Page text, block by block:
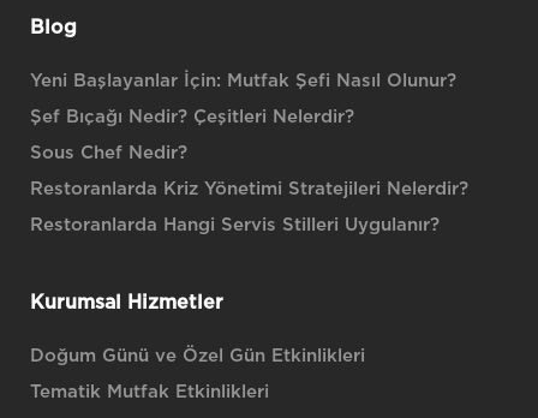
Blog
Yeni Başlayanlar İçin: Mutfak Şefi Nasıl Olunur?
Şef Bıçağı Nedir? Çeşitleri Nelerdir?
Sous Chef Nedir?
Restoranlarda Kriz Yönetimi Stratejileri Nelerdir?
Restoranlarda Hangi Servis Stilleri Uygulanır?
Kurumsal Hizmetler
Doğum Günü ve Özel Gün Etkinlikleri
Tematik Mutfak Etkinlikleri